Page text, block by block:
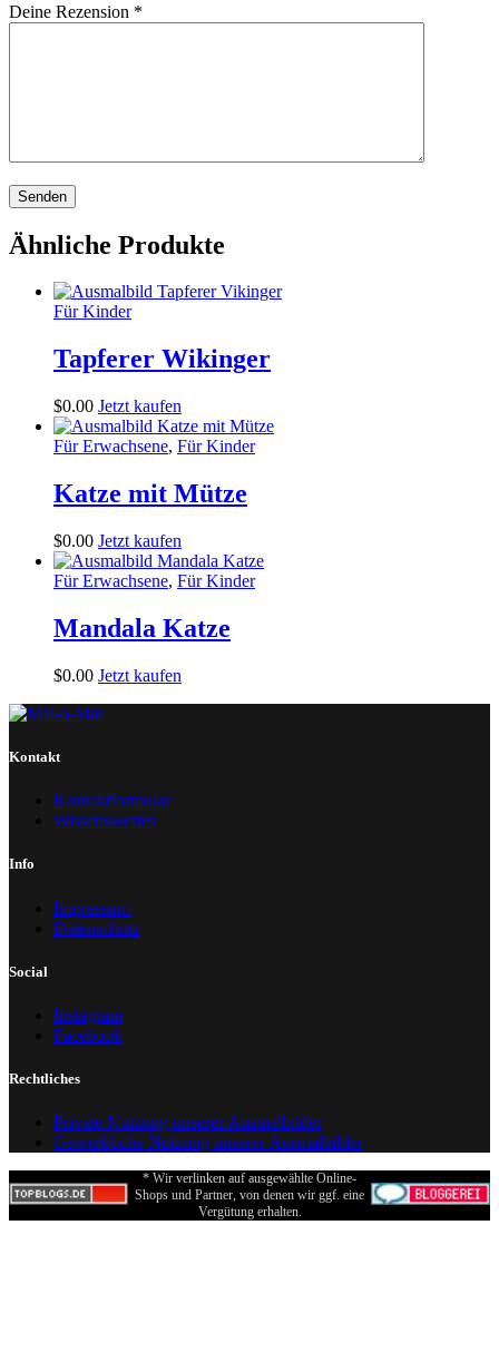
Deine Rezension *
Ähnliche Produkte
Für Kinder
Tapferer Wikinger
$0.00 Jetzt kaufen
Für Erwachsene, Für Kinder
Katze mit Mütze
$0.00 Jetzt kaufen
Für Erwachsene, Für Kinder
Mandala Katze
$0.00 Jetzt kaufen
Kontakt
Kontaktformular
Wissenswertes
Info
Impressum
Datenschutz
Social
Instagram
Facebook
Rechtliches
Private Nutzung unserer Ausmalbilder
Gewerbliche Nutzung unserer Ausmalbilder
* Wir verlinken auf ausgewählte Online-
Shops und Partner, von denen wir ggf. eine
Vergütung erhalten.